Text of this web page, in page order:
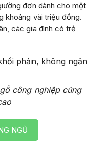
đơn dành cho một
khoảng vài triệu đồng.
các gia đình có trẻ
công nghiệp cũng
NGỦ